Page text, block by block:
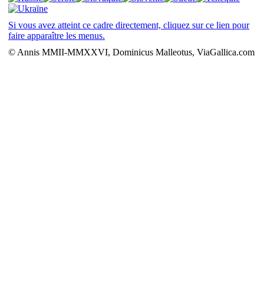
Si vous avez atteint ce cadre directement, cliquez sur ce lien pour
faire apparaître les menus.
© Annis MMII-MMXXVI, Dominicus Malleotus, ViaGallica.com